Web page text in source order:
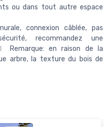
ou dans tout autre espace
connexion câblée, pas
recommandez une
Remarque: en raison de la
arbre, la texture du bois de